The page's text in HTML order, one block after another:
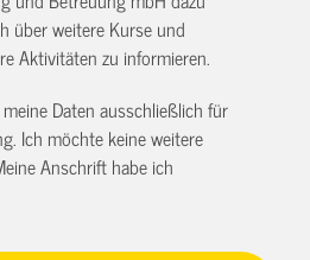
über weitere Kurse und
Aktivitäten zu informieren.
Daten ausschließlich für
Ich möchte keine weitere
Anschrift habe ich